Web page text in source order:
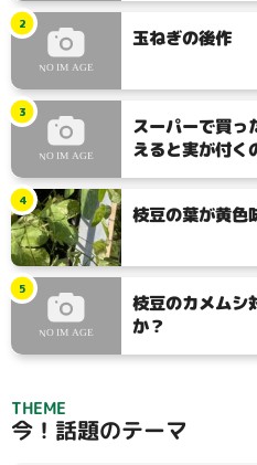
玉ねぎの後作
2
スーパーで買っ
えると実が付く
3
枝豆の葉が黄
4
枝豆のカメムシ
か？
5
THEME
今！話題のテーマ